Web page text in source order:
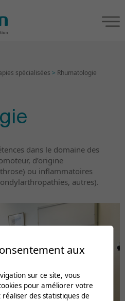
spécialisées > Rhumatologie
dans le domaine des
d’origine
ou inflammatoires
autres).
aux
sur ce site, vous
pour améliorer votre
des statistiques de